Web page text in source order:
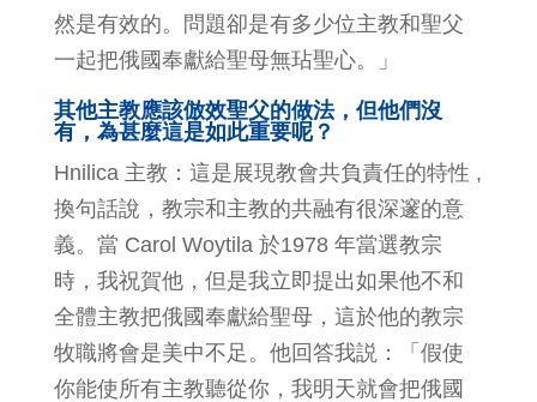
然是有效的。問題卻是有多少位主教和聖父
一起把俄國奉獻給聖母無玷聖心。」
其他主教應該倣效聖父的做法，但他們沒
有，為甚麼這是如此重要呢？
Hnilica 主教：這是展現教會共負責任的特性 ,
換句話說，教宗和主教的共融有很深邃的意
義。當 Carol Woytila 於1978 年當選教宗
時，我祝賀他，但是我立即提出如果他不和
全體主教把俄國奉獻給聖母，這於他的教宗
牧職將會是美中不足。他回答我説：「假使
你能使所有主教聽從你，我明天就會把俄國